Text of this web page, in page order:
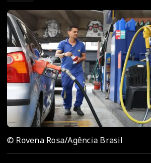
© Rovena Rosa/Agência Brasil